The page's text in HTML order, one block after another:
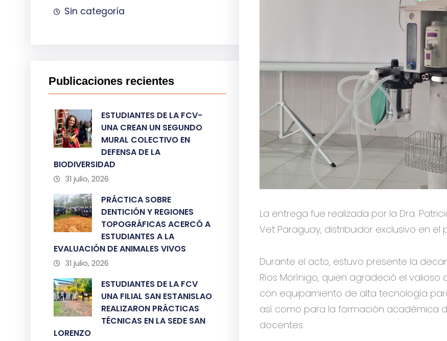
Sin categoría
Publicaciones recientes
ESTUDIANTES DE LA FCV-
UNA CREAN UN SEGUNDO
MURAL COLECTIVO EN
DEFENSA DE LA
BIODIVERSIDAD
31 julio, 2026
PRÁCTICA SOBRE
DENTICIÓN Y REGIONES
TOPOGRÁFICAS ACERCÓ A
ESTUDIANTES A LA
EVALUACIÓN DE ANIMALES VIVOS
31 julio, 2026
ESTUDIANTES DE LA FCV
UNA FILIAL SAN ESTANISLAO
REALIZARON PRÁCTICAS
TÉCNICAS EN LA SEDE SAN
LORENZO
La entrega fue realizada por la Dra.
Vet Paraguay, distribuidor exclusivo en el
Durante el acto, estuvo presente la
Ríos Morínigo, quien agradeció el
con equipamiento de alta tecnología
así como para la formación académica
docentes.